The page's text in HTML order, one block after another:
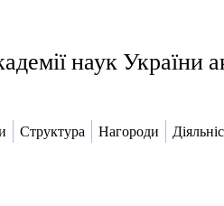
наук
Структура Нагороди